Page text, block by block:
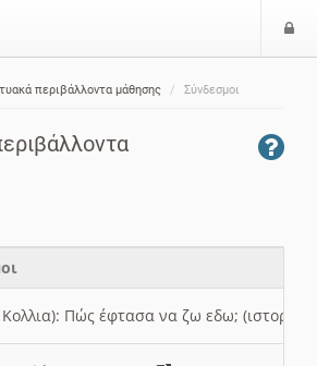
περιβάλλοντα μάθησης Σύνδεσμοι
Πώς έφτασα να ζω εδω; (ιστορια)